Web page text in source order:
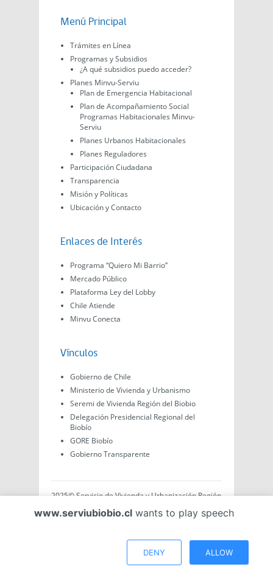
Menú Principal
Trámites en Línea
Programas y Subsidios
¿A qué subsidios puedo acceder?
Planes Minvu-Serviu
Plan de Emergencia Habitacional
Plan de Acompañamiento Social
Programas Habitacionales Minvu-
Serviu
Planes Urbanos Habitacionales
Planes Reguladores
Participación Ciudadana
Transparencia
Misión y Políticas
Ubicación y Contacto
Enlaces de Interés
Programa “Quiero Mi Barrio”
Mercado Público
Plataforma Ley del Lobby
Chile Atiende
Minvu Conecta
Vínculos
Gobierno de Chile
Ministerio de Vivienda y Urbanismo
Seremi de Vivienda Región del Biobio
Delegación Presidencial Regional del
Biobío
GORE Biobío
Gobierno Transparente
2025© Servicio de Vivienda y Urbanización Región
Región del Biobío, Chile. Todo el contenido de este
www.serviubiobio.cl wants to play speech
DENY ALLOW